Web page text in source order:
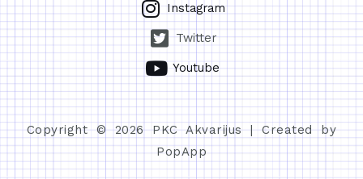
Instagram
Twitter
Youtube
Copyright © 2026 PKC Akvarijus | Created by
PopApp